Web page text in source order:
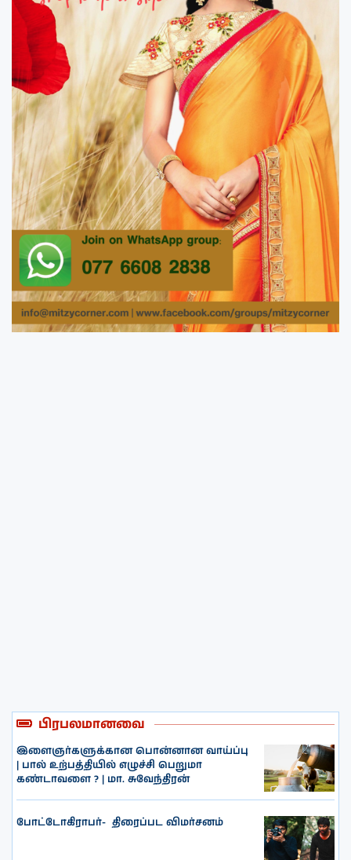
பிரபலமானவை
இளைஞர்களுக்கான பொன்னான வாய்ப்பு
| பால் உற்பத்தியில் எழுச்சி பெறுமா
கண்டாவளை ? | மா. சுவேந்திரன்
போட்டோகிராபர்- ‌ திரைப்பட விமர்சனம்